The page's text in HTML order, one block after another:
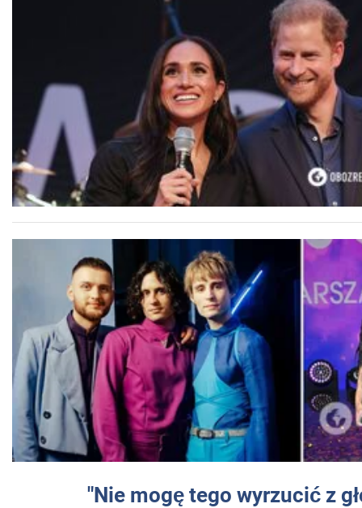
"Nie mogę tego wyrzucić z